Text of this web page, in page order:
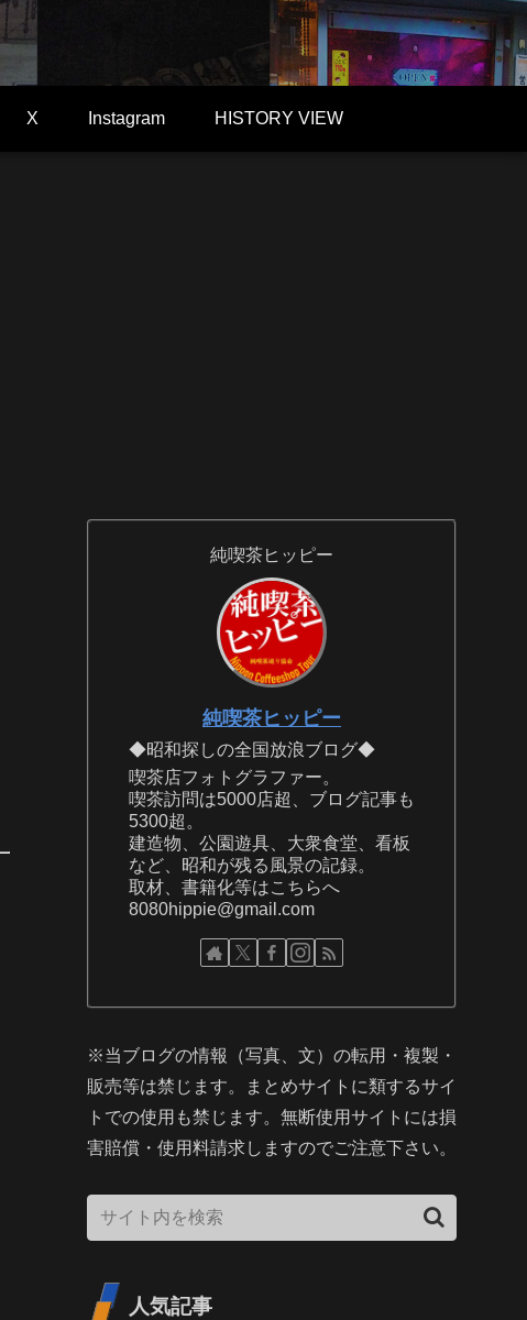
X Instagram HISTORY VIEW
純喫茶ヒッピー
純喫茶ヒッピー
◆昭和探しの全国放浪ブログ◆
喫茶店フォトグラファー。
喫茶訪問は5000店超、ブログ記事も
5300超。
建造物、公園遊具、大衆食堂、看板
など、昭和が残る風景の記録。
取材、書籍化等はこちらへ
8080hippie@gmail.com
※当ブログの情報（写真、文）の転用・複製・
販売等は禁じます。まとめサイトに類するサイ
トでの使用も禁じます。無断使用サイトには損
害賠償・使用料請求しますのでご注意下さい。
人気記事